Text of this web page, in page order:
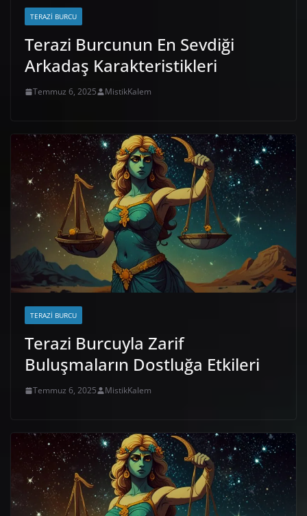
TERAZI BURCU
Terazi Burcunun En Sevdiği
Arkadaş Karakteristikleri
Temmuz 6, 2025 MistikKalem
TERAZI BURCU
Terazi Burcuyla Zarif
Buluşmaların Dostluğa Etkileri
Temmuz 6, 2025 MistikKalem